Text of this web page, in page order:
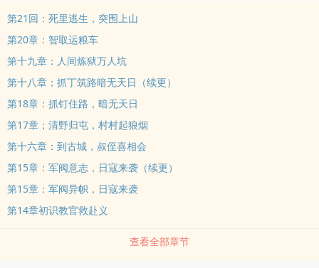
第21回：死里逃生，突围上山
第20章：智取运粮车
第十九章：人间炼狱万人坑
第十八章；抓丁筑路暗无天日（续更）
第18章：抓钉住路，暗无天日
第17章；清野归屯，村村起狼烟
第十六章：到古城，叔侄喜相会
第15章：军阀意志，日寇来袭（续更）
第15章：军阀异帜，日寇来袭
第14章初识教官救赴义
查看全部章节